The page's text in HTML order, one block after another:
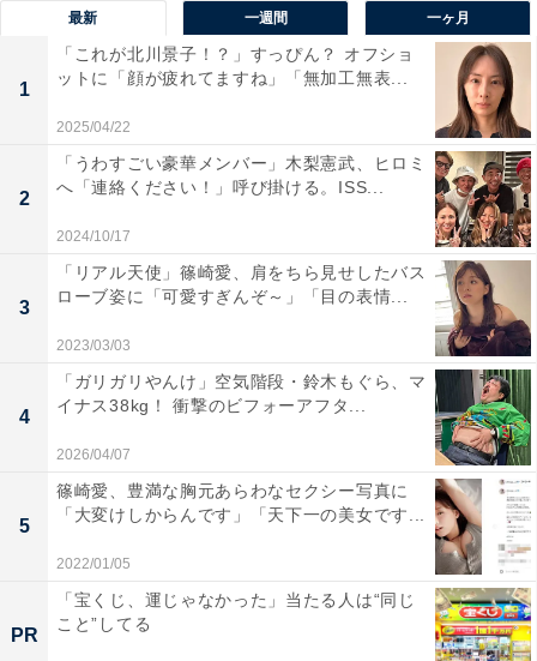
最新 一週間 一ヶ月
1
「これが北川景子！？」すっぴん？ オフショ
ットに「顔が疲れてますね」「無加工無表...
2025/04/22
2
「うわすごい豪華メンバー」木梨憲武、ヒロミ
へ「連絡ください！」呼び掛ける。ISS...
2024/10/17
3
「リアル天使」篠崎愛、肩をちら見せしたバス
ローブ姿に「可愛すぎんぞ～」「目の表情...
2023/03/03
4
「ガリガリやんけ」空気階段・鈴木もぐら、マ
イナス38kg！ 衝撃のビフォーアフタ...
2026/04/07
5
篠崎愛、豊満な胸元あらわなセクシー写真に
「大変けしからんです」「天下一の美女です...
2022/01/05
PR
「宝くじ、運じゃなかった」当たる人は“同じ
こと”してる